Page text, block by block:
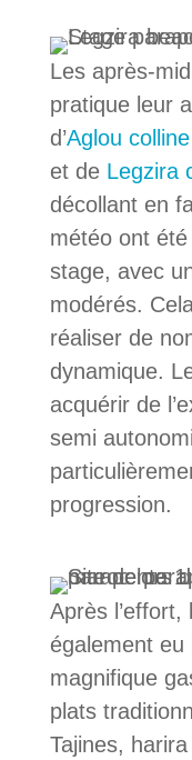
Les après-
pratique leur
d’Aglou colline
et de Legzira
décollant en
météo ont
stage, avec
modérés.
réaliser de
dynamique.
acquérir de
semi
progression.
Après
également
magnifique
plats
Tajines,